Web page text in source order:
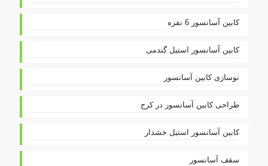
کابین آسانسور 6 نفره
کابین آسانسور استیل گندمی
نوسازی کابین آسانسور
طراحی کابین آسانسور در کرج
کابین آسانسور استیل خشدار
سقف آسانسور